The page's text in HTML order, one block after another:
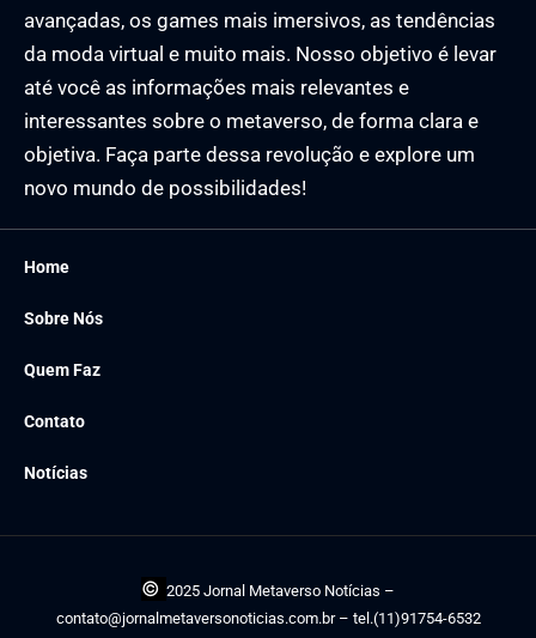
avançadas, os games mais imersivos, as tendências
da moda virtual e muito mais. Nosso objetivo é levar
até você as informações mais relevantes e
interessantes sobre o metaverso, de forma clara e
objetiva. Faça parte dessa revolução e explore um
novo mundo de possibilidades!
Home
Sobre Nós
Quem Faz
Contato
Notícias
© 2025 Jornal Metaverso Notícias –
contato@jornalmetaversonoticias.com.br– tel.(11)91754-6532